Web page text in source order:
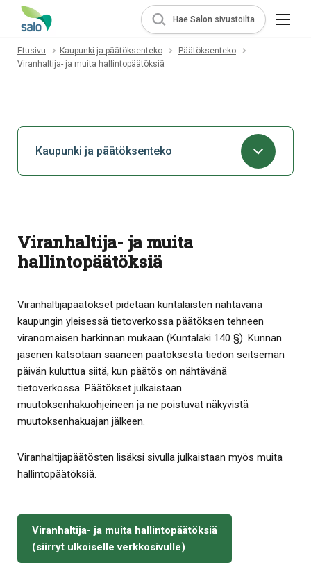
Hae Salon sivustoilta
Etusivu Kaupunki ja päätöksenteko
Päätöksenteko
Viranhaltija- ja muita hallintopäätöksiä
Kaupunki ja päätöksenteko
Viranhaltija- ja muita
hallintopäätöksiä
Viranhaltijapäätökset pidetään kuntalaisten nähtävänä
kaupungin yleisessä tietoverkossa päätöksen tehneen
viranomaisen harkinnan mukaan (Kuntalaki 140 §). Kunnan
jäsenen katsotaan saaneen päätöksestä tiedon seitsemän
päivän kuluttua siitä, kun päätös on nähtävänä
tietoverkossa. Päätökset julkaistaan
muutoksenhakuohjeineen ja ne poistuvat näkyvistä
muutoksenhakuajan jälkeen.
Viranhaltijapäätösten lisäksi sivulla julkaistaan myös muita
hallintopäätöksiä.
Viranhaltija- ja muita hallintopäätöksiä
(siirryt ulkoiselle verkkosivulle)